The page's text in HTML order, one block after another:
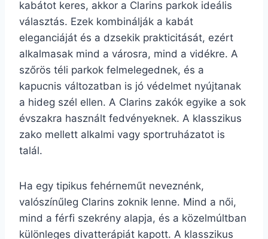
kabátot keres, akkor a Clarins parkok ideális
választás. Ezek kombinálják a kabát
eleganciáját és a dzsekik prakticitását, ezért
alkalmasak mind a városra, mind a vidékre. A
szőrös téli parkok felmelegednek, és a
kapucnis változatban is jó védelmet nyújtanak
a hideg szél ellen. A Clarins zakók egyike a sok
évszakra használt fedvényeknek. A klasszikus
zako mellett alkalmi vagy sportruházatot is
talál.
Ha egy tipikus fehérneműt neveznénk,
valószínűleg Clarins zoknik lenne. Mind a női,
mind a férfi szekrény alapja, és a közelmúltban
különleges divatterápiát kapott. A klasszikus